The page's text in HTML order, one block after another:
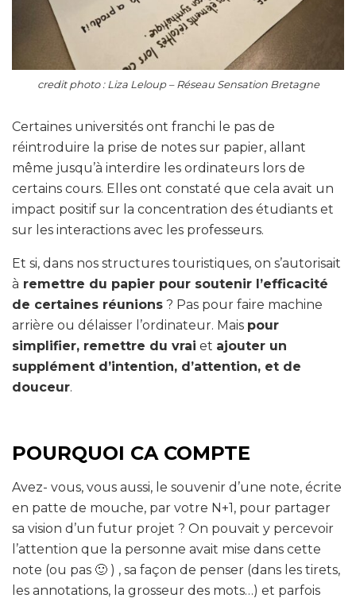
credit photo : Liza Leloup – Réseau Sensation Bretagne
Certaines universités ont franchi le pas de
réintroduire la prise de notes sur papier, allant
même jusqu’à interdire les ordinateurs lors de
certains cours. Elles ont constaté que cela avait un
impact positif sur la concentration des étudiants et
sur les interactions avec les professeurs.
Et si, dans nos structures touristiques, on s’autorisait
à remettre du papier pour soutenir l’efficacité
de certaines réunions ? Pas pour faire machine
arrière ou délaisser l’ordinateur. Mais pour
simplifier, remettre du vrai et ajouter un
supplément d’intention, d’attention, et de
douceur.
POURQUOI CA COMPTE
Avez- vous, vous aussi, le souvenir d’une note, écrite
en patte de mouche, par votre N+1, pour partager
sa vision d’un futur projet ? On pouvait y percevoir
l’attention que la personne avait mise dans cette
note (ou pas 🙂 ) , sa façon de penser (dans les tirets,
les annotations, la grosseur des mots…) et parfois